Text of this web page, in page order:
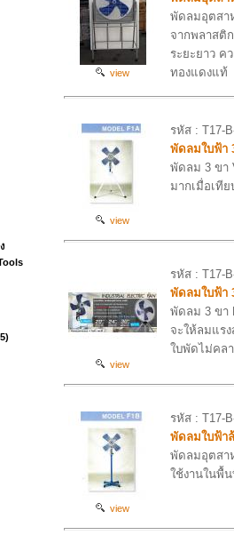
view
พัดลมอุตสา
จากพลาสติ
ระยะยาว ค
ทองแดงแท้
view
รหัส : T17-
พัดลมใบฟ้า
พัดลม 3 ขา
มากเมื่อเที
view
รหัส : T17-
พัดลมใบฟ้า
พัดลม 3 ขา
จะให้ลมแร
ใบพัดไม่คล
view
รหัส : T17-
พัดลมใบฟ้า
พัดลมอุตสา
ใช้งานในพื้